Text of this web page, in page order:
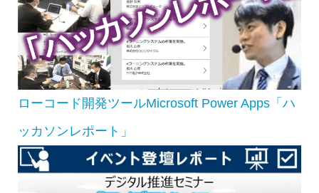
ローコード開発ツールMicrosoft Power Apps「ハ
ッカソンレポート」